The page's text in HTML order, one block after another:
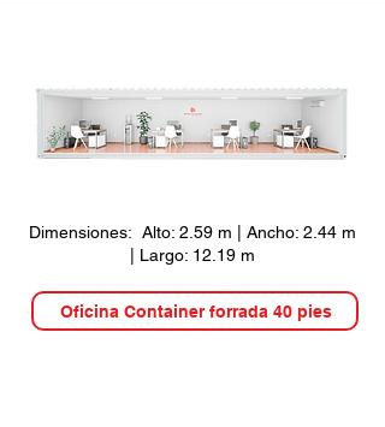
Dimensiones: Alto: 2.59 m | Ancho: 2.44 m
| Largo: 12.19 m
Oficina Container forrada 40 pies